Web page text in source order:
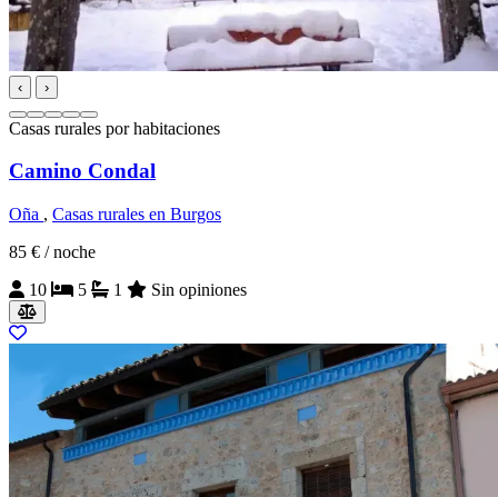
‹ ›
Casas rurales por habitaciones
Camino Condal
Oña , Casas rurales en Burgos
85 € / noche
10
5 1 Sin opiniones